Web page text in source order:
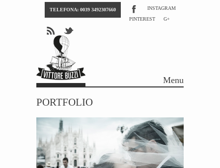
TELEFONA: 0039 3492307660
INSTAGRAM
PINTEREST
G+
Menu
PORTFOLIO